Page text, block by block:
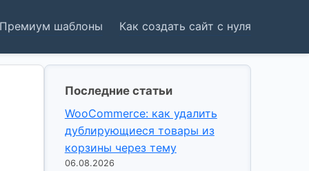
Премиум шаблоны Как создать сайт с нуля
Последние статьи
WooCommerce: как удалить
дублирующиеся товары из
корзины через тему
06.08.2026